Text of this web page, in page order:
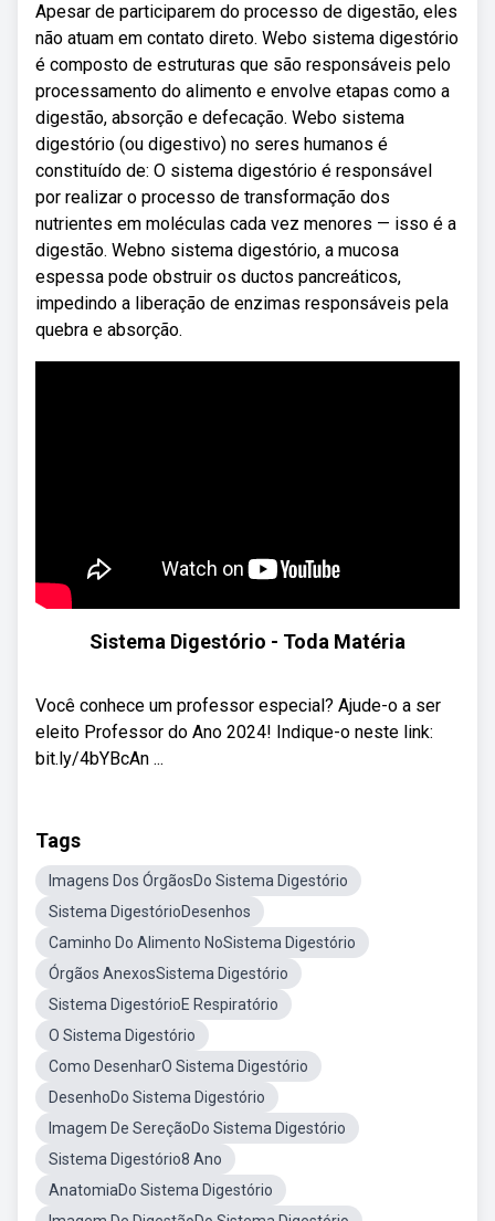
Apesar de participarem do processo de digestão, eles
não atuam em contato direto. Webo sistema digestório
é composto de estruturas que são responsáveis pelo
processamento do alimento e envolve etapas como a
digestão, absorção e defecação. Webo sistema
digestório (ou digestivo) no seres humanos é
constituído de: O sistema digestório é responsável
por realizar o processo de transformação dos
nutrientes em moléculas cada vez menores — isso é a
digestão. Webno sistema digestório, a mucosa
espessa pode obstruir os ductos pancreáticos,
impedindo a liberação de enzimas responsáveis pela
quebra e absorção.
Sistema Digestório - Toda Matéria
Você conhece um professor especial? Ajude-o a ser
eleito Professor do Ano 2024! Indique-o neste link:
bit.ly/4bYBcAn ...
Tags
Imagens Dos ÓrgãosDo Sistema Digestório
Sistema DigestórioDesenhos
Caminho Do Alimento NoSistema Digestório
Órgãos AnexosSistema Digestório
Sistema DigestórioE Respiratório
O Sistema Digestório
Como DesenharO Sistema Digestório
DesenhoDo Sistema Digestório
Imagem De SereçãoDo Sistema Digestório
Sistema Digestório8 Ano
AnatomiaDo Sistema Digestório